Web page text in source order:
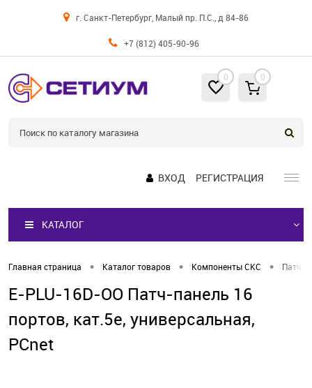
г. Санкт-Петербург, Малый пр. П.С., д 84-86
+7 (812) 405-90-96
0 0
ВХОД РЕГИСТРАЦИЯ
КАТАЛОГ
Главная страница • Каталог товаров • Компоненты СКС • Патч-
E-PLU-16D-OO Патч-панель 16
портов, кат.5е, универсальная,
PCnet